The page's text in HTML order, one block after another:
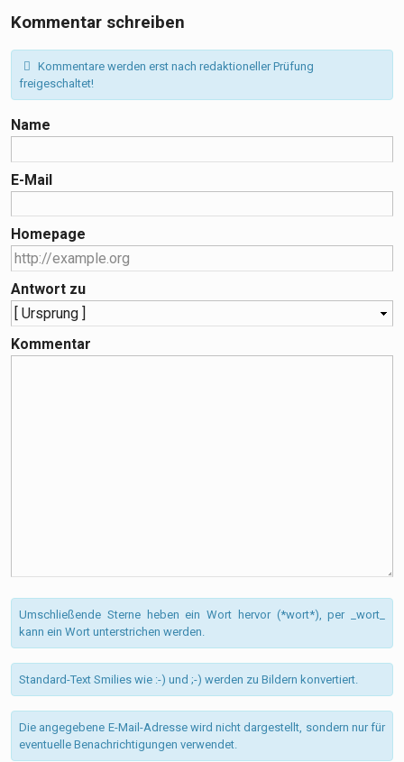
Kommentar schreiben
Kommentare werden erst nach redaktioneller Prüfung
freigeschaltet!
Name
E-Mail
Homepage
Antwort zu
Kommentar
Umschließende Sterne heben ein Wort hervor (*wort*), per _wort_
kann ein Wort unterstrichen werden.
Standard-Text Smilies wie :-) und ;-) werden zu Bildern konvertiert.
Die angegebene E-Mail-Adresse wird nicht dargestellt, sondern nur für
eventuelle Benachrichtigungen verwendet.